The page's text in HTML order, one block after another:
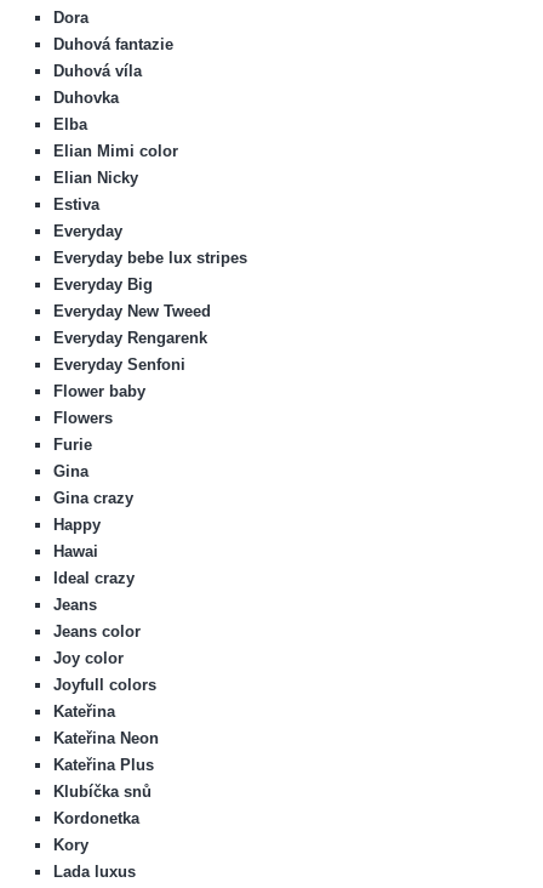
Dora
Duhová fantazie
Duhová víla
Duhovka
Elba
Elian Mimi color
Elian Nicky
Estiva
Everyday
Everyday bebe lux stripes
Everyday Big
Everyday New Tweed
Everyday Rengarenk
Everyday Senfoni
Flower baby
Flowers
Furie
Gina
Gina crazy
Happy
Hawai
Ideal crazy
Jeans
Jeans color
Joy color
Joyfull colors
Kateřina
Kateřina Neon
Kateřina Plus
Klubíčka snů
Kordonetka
Kory
Lada luxus